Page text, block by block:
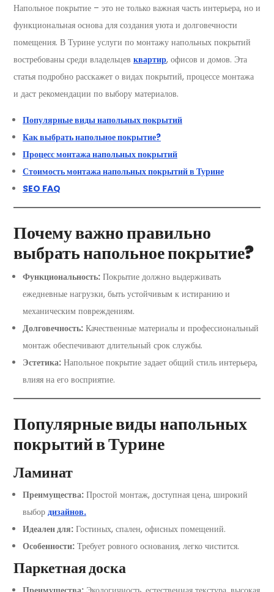
Напольное покрытие – это не только важная часть интерьера, но и
функциональная основа для создания уюта и долговечности
помещения. В Турине услуги по монтажу напольных покрытий
востребованы среди владельцев квартир, офисов и домов. Эта
статья подробно расскажет о видах покрытий, процессе монтажа
и даст рекомендации по выбору материалов.
Популярные виды напольных покрытий
Как выбрать напольное покрытие?
Процесс монтажа напольных покрытий
Стоимость монтажа напольных покрытий в Турине
SEO FAQ
Почему важно правильно
выбрать напольное покрытие?
Функциональность: Покрытие должно выдерживать
ежедневные нагрузки, быть устойчивым к истиранию и
механическим повреждениям.
Долговечность: Качественные материалы и профессиональный
монтаж обеспечивают длительный срок службы.
Эстетика: Напольное покрытие задает общий стиль интерьера,
влияя на его восприятие.
Популярные виды напольных
покрытий в Турине
Ламинат
Преимущества: Простой монтаж, доступная цена, широкий
выбор дизайнов.
Идеален для: Гостиных, спален, офисных помещений.
Особенности: Требует ровного основания, легко чистится.
Паркетная доска